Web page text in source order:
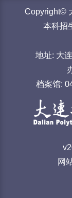
Copyright©
本科招
地址: 大
档案馆:
网